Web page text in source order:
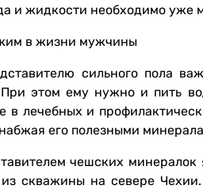
и жидкости необходимо уже
в жизни мужчины
сильного пола
этом ему нужно и пить
в лечебных и
его полезными
чешских минералок
скважины на севере